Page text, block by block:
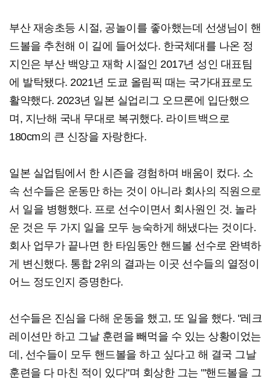
부산 재송초등 시절, 공놀이를 좋아했는데 선생님이 핸
드볼을 추천해 이 길에 들어섰다. 한국체대를 나온 정
지인은 부산 백양고 재학 시절인 2017년 성인 대표팀
에 발탁됐다. 2021년 도쿄 올림픽 때는 국가대표로도
활약했다. 2023년 일본 실업리그 오므론에 입단했으
며, 지난해 국내 무대로 복귀했다. 라이트백으로
180cm의 큰 신장을 자랑한다.
일본 실업팀에서 한 시즌을 경험하며 배움이 컸다. 소
속 선수들은 운동만 하는 것이 아니라 회사의 직원으로
서 일을 병행했다. 프로 선수이면서 회사원인 것. 놀라
운 것은 두 가지 일을 모두 능숙하게 해냈다는 것이다.
회사 업무가 끝나면 한 타임동안 핸드볼 선수로 완벽하
게 변신했다. 통합 2위의 결과는 이곳 선수들의 열정이
어느 정도인지 증명한다.
선수들은 진심을 다해 운동을 했고, 또 일을 했다. "레크
레이션만 하고 그날 훈련을 빼먹을 수 있는 상황이었는
데, 선수들이 모두 핸드볼을 하고 싶다고 해 결국 그날
훈련을 다 마친 적이 있다"며 회상한 그는 "'핸드볼을 그